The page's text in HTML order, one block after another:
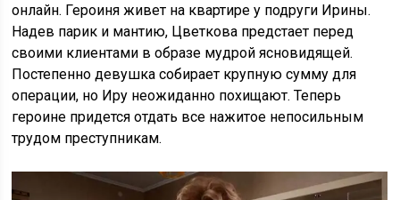
онлайн. Героиня живет на квартире у подруги Ирины.
Надев парик и мантию, Цветкова предстает перед
своими клиентами в образе мудрой ясновидящей.
Постепенно девушка собирает крупную сумму для
операции, но Иру неожиданно похищают. Теперь
героине придется отдать все нажитое непосильным
трудом преступникам.